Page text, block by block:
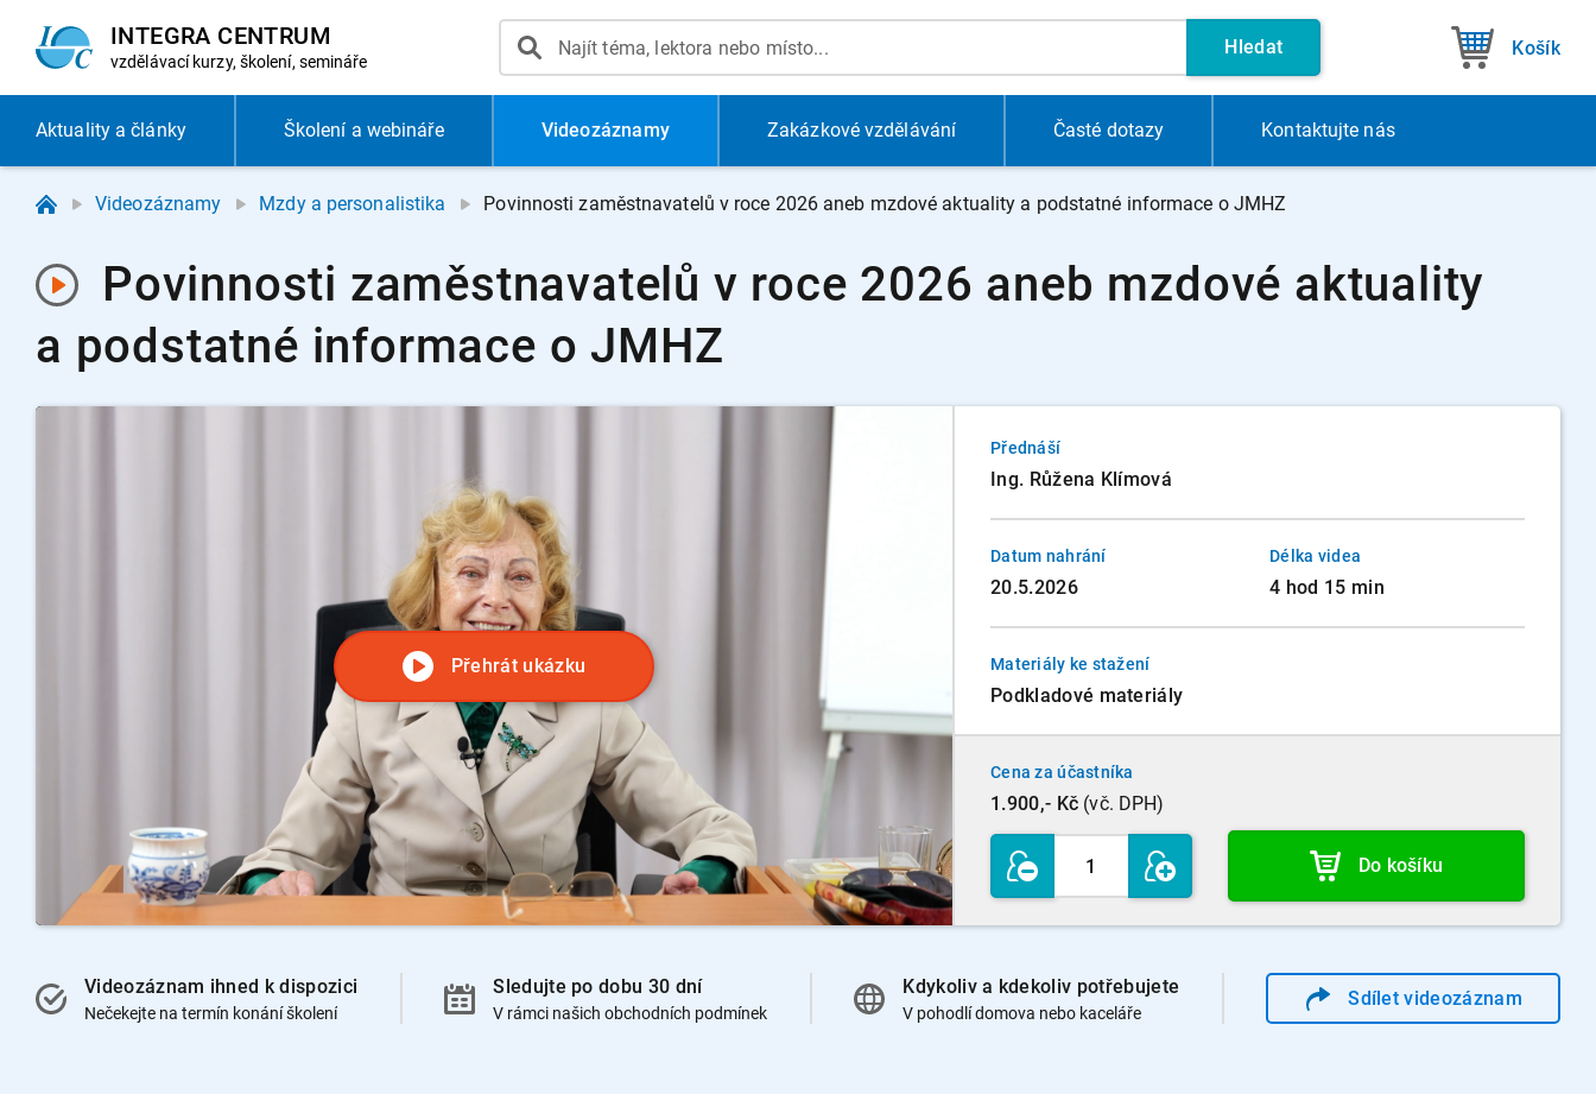
INTEGRA CENTRUM
vzdělávací kurzy, školení, semináře
Hledat Košík
Aktualitya články Školení a webináře Videozáznamy Zakázkové vzdělávání Časté dotazy Kontaktujte nás
Videozáznamy Mzdy a personalistika Povinnosti zaměstnavatelů v roce 2026 aneb mzdové aktuality a podstatné informace o JMHZ
Povinnosti zaměstnavatelů v roce 2026 aneb mzdové aktuality
a podstatné informace o JMHZ
Přehrát ukázku
Přednáší
Ing. Růžena Klímová
Datum nahrání
20.5.2026
Délka videa
4 hod 15 min
Materiály ke stažení
Podkladové materiály
Cena za účastníka
1.900,- Kč (vč. DPH)
Do košíku
Videozáznam ihned k dispozici
Nečekejte na termín konání školení
Sledujte po dobu 30 dní
V rámci našich obchodních podmínek
Kdykoliv a kdekoliv potřebujete
V pohodlí domova nebo kaceláře
Sdíletvideozáznam